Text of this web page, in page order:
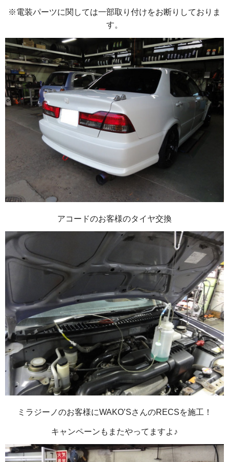
※電装パーツに関しては一部取り付けをお断りしておりま
す。
アコードのお客様のタイヤ交換
ミラジーノのお客様にWAKO’SさんのRECSを施工！
キャンペーンもまたやってますよ♪